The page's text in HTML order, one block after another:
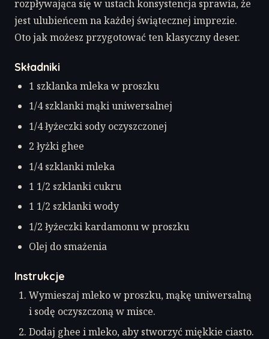
rozpływająca się w ustach konsystencja sprawia, że
jest ulubieńcem na każdej świątecznej imprezie.
Oto jak możesz przygotować ten klasyczny deser.
Składniki
1 szklanka mleka w proszku
1/4 szklanki mąki uniwersalnej
1/4 łyżeczki sody oczyszczonej
2 łyżki ghee
1/4 szklanki mleka
1 1/2 szklanki cukru
1 1/2 szklanki wody
1/2 łyżeczki kardamonu w proszku
Olej do smażenia
Instrukcje
Wymieszaj mleko w proszku, mąkę uniwersalną
i sodę oczyszczoną w misce.
Dodaj ghee i mleko, aby stworzyć miękkie ciasto.